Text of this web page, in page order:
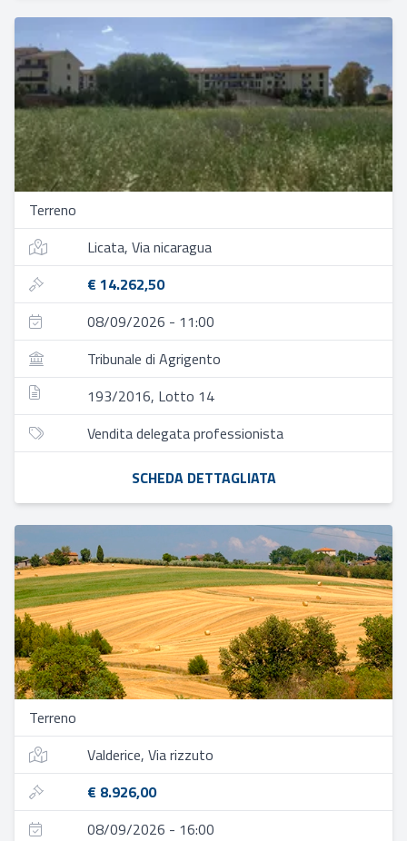
Terreno
Licata, Via nicaragua
€ 14.262,50
08/09/2026 - 11:00
Tribunale di Agrigento
193/2016, Lotto 14
Vendita delegata professionista
SCHEDA DETTAGLIATA
Terreno
Valderice, Via rizzuto
€ 8.926,00
08/09/2026 - 16:00